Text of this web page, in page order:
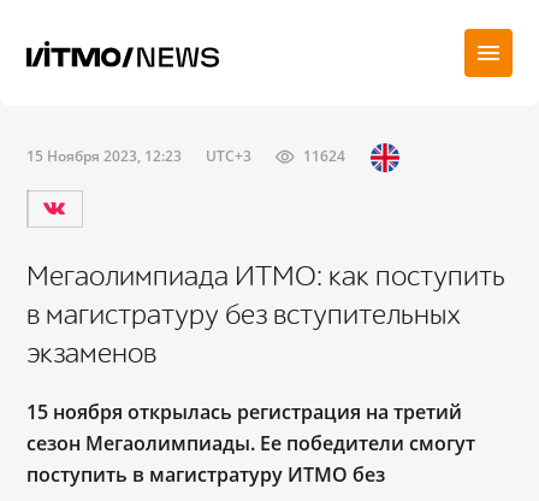
15 Ноября 2023, 12:23 UTC+3 11624
Мегаолимпиада ИТМО: как поступить
в магистратуру без вступительных
экзаменов
15 ноября открылась регистрация на третий
сезон Мегаолимпиады. Ее победители смогут
поступить в магистратуру ИТМО без